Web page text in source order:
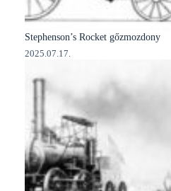
Stephenson’s Rocket gőzmozdony
2025.07.17.